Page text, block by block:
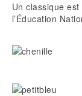
Un classique
l’Éducation